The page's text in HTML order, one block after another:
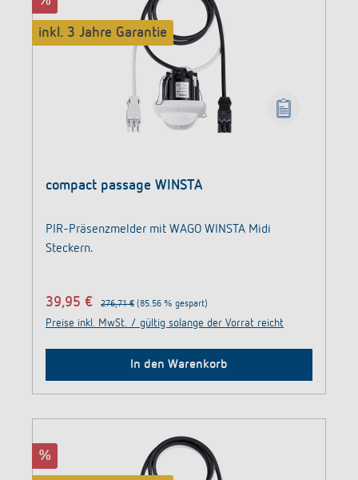
inkl. 3 Jahre Garantie
compact passage WINSTA
PIR-Präsenzmelder mit WAGO WINSTA Midi
Steckern.
39,95 € 276,71 € (85.56 % gespart)
Preise inkl. MwSt. / gültig solange der Vorrat reicht
In den Warenkorb
%